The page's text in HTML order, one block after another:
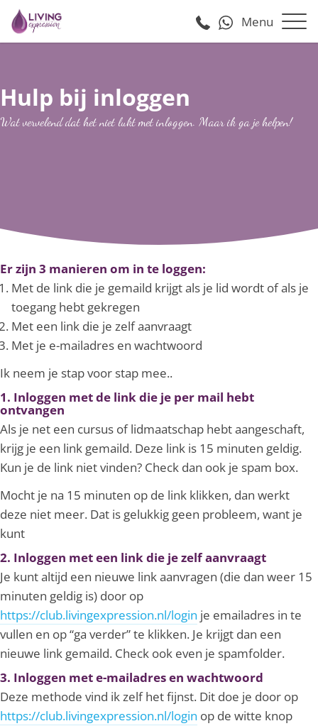
Menu
Hulp bij inloggen
Wat vervelend dat het niet lukt met inloggen. Maar ik ga je helpen!
Er zijn 3 manieren om in te loggen:
Met de link die je gemaild krijgt als je lid wordt of als je
toegang hebt gekregen
Met een link die je zelf aanvraagt
Met je e-mailadres en wachtwoord
Ik neem je stap voor stap mee..
1. Inloggen met de link die je per mail hebt
ontvangen
Als je net een cursus of lidmaatschap hebt aangeschaft,
krijg je een link gemaild. Deze link is 15 minuten geldig.
Kun je de link niet vinden? Check dan ook je spam box.
Mocht je na 15 minuten op de link klikken, dan werkt
deze niet meer. Dat is gelukkig geen probleem, want je
kunt
2. Inloggen met een link die je zelf aanvraagt
Je kunt altijd een nieuwe link aanvragen (die dan weer 15
minuten geldig is) door op
https://club.livingexpression.nl/login je emailadres in te
vullen en op “ga verder” te klikken. Je krijgt dan een
nieuwe link gemaild. Check ook even je spamfolder.
3. Inloggen met e-mailadres en wachtwoord
Deze methode vind ik zelf het fijnst. Dit doe je door op
https://club.livingexpression.nl/login op de witte knop